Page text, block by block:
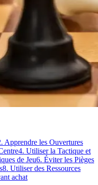
Apprendre les Ouvertures
4. Utiliser la Tactique et
de Jeu6. Éviter les Pièges
8. Utiliser des Ressources
achat